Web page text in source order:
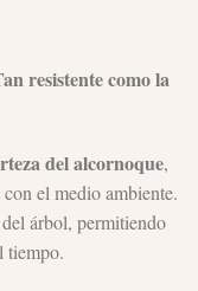
resistente como la
del alcornoque,
el medio ambiente.
árbol, permitiendo
tiempo.